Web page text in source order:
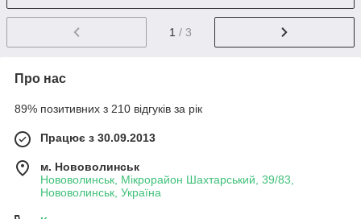
1 / 3
Про нас
89% позитивних з 210 відгуків за рік
Працює з 30.09.2013
м. Нововолинськ
Нововолинськ, Мікрорайон Шахтарський, 39/83,
Нововолинськ, Україна